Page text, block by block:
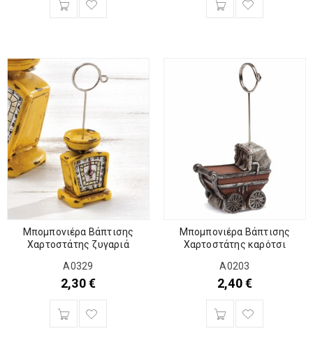
Μπομπονιέρα Βάπτισης
Χαρτοστάτης ζυγαριά
Α0329
2,30€
Μπομπονιέρα Βάπτισης
Χαρτοστάτης καρότσι
Α0203
2,40€